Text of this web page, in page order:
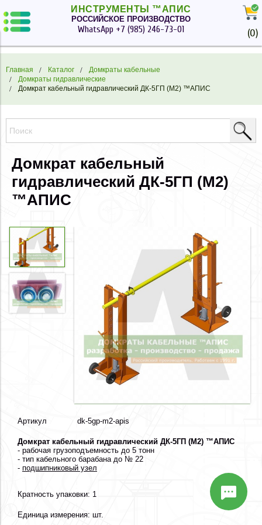
ИНСТРУМЕНТЫ ™АПИС
РОССИЙСКОЕ ПРОИЗВОДСТВО
WhatsApp +7 (985) 246-73-01 (0)
Главная Каталог
Домкраты кабельные
Домкраты гидравлические
Домкрат кабельный гидравлический ДК-5ГП (М2) ™АПИС
Домкрат кабельный
гидравлический ДК-5ГП (М2)
™АПИС
Артикул dk-5gp-m2-apis
Домкрат кабельный гидравлический ДК-5ГП (М2) ™АПИС
- рабочая грузоподъемность до 5 тонн
- тип кабельного барабана до № 22
- подшипниковый узел
Кратность упаковки: 1
Единица измерения: шт.